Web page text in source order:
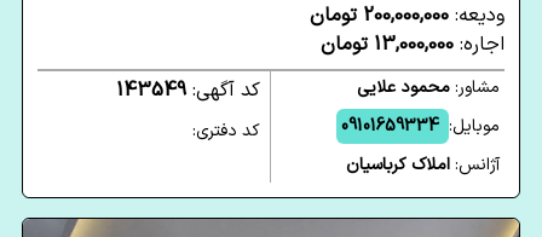
ودیعه: 200,000,000 تومان
اجاره: 13,000,000 تومان
مشاور:محمود علایی
موبایل: 09101659334
آژانس:املاک کرباسیان
کد آگهی:143549
کد دفتری: